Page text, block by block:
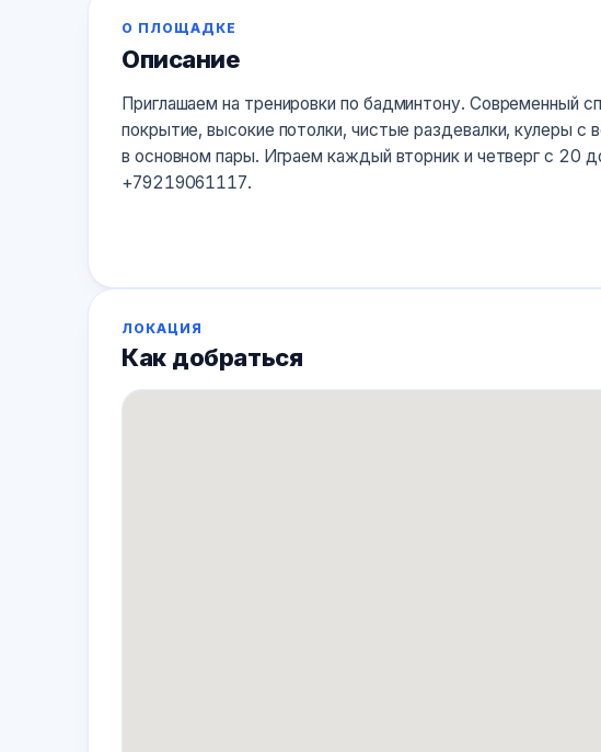
★★★★★5.0· 1 оценок
О ПЛОЩАДКЕ
Описание
Приглашаем на тренировки по бадминтону. Современный
покрытие, высокие потолки, чистые раздевалки, кулеры с
в основном пары. Играем каждый вторник и четверг с 20
+79219061117.
ЛОКАЦИЯ
Как добраться